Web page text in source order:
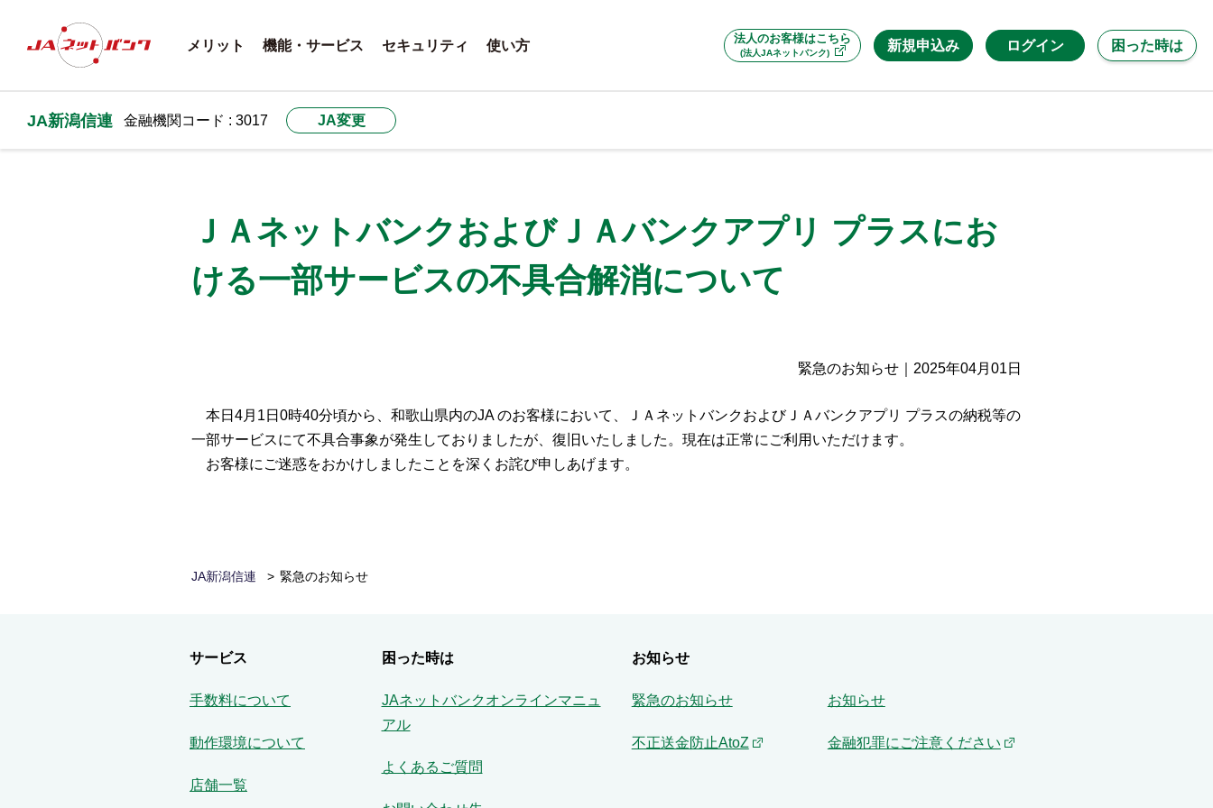
法人のお客様はこちら
(法人JAネットバンク) 新規申込み
メリット 機能・サービス セキュリティ 使い方 ログイン 困った時は
JA新潟信連 金融機関コード : 3017 JA変更
ＪＡネットバンクおよびＪＡバンクアプリ プラスにお
ける一部サービスの不具合解消について
緊急のお知らせ 2025年04月01日
本日4月1日0時40分頃から、和歌山県内のJA のお客様において、ＪＡネットバンクおよびＪＡバンクアプリ プラスの納税等の
一部サービスにて不具合事象が発生しておりましたが、復旧いたしました。現在は正常にご利用いただけます。
お客様にご迷惑をおかけしましたことを深くお詫び申しあげます。
JA新潟信連 緊急のお知らせ
サービス
手数料について
動作環境について
店舗一覧
困った時は
JAネットバンクオンラインマニュ
アル
よくあるご質問
お知らせ
緊急のお知らせ お知らせ
不正送金防止AtoZ 金融犯罪にご注意ください